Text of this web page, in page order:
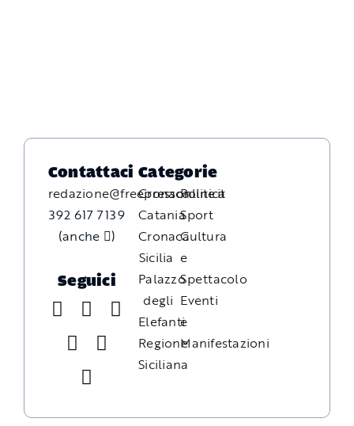
Contattaci
redazione@freepressonline.it
392 617 7139
(anche
)
Seguici
Categorie
Cronaca
Catania
Cronaca
Sicilia
Palazzo
degli
Elefanti
Regione
Siciliana
Politica
Sport
Cultura
e
Spettacolo
Eventi
e
Manifestazioni